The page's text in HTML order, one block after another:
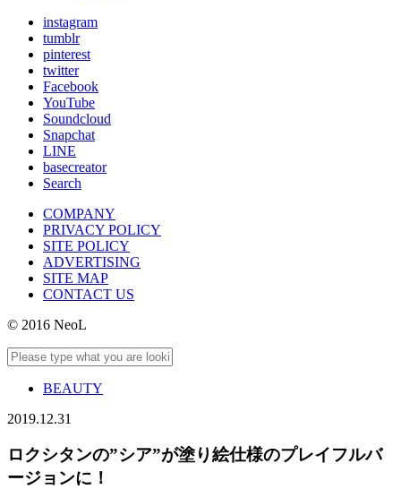
instagram
tumblr
pinterest
twitter
Facebook
YouTube
Soundcloud
Snapchat
LINE
basecreator
Search
COMPANY
PRIVACY POLICY
SITE POLICY
ADVERTISING
SITE MAP
CONTACT US
© 2016 NeoL
BEAUTY
2019.12.31
ロクシタンの”シア”が塗り絵仕様のプレイフルバ
ージョンに！